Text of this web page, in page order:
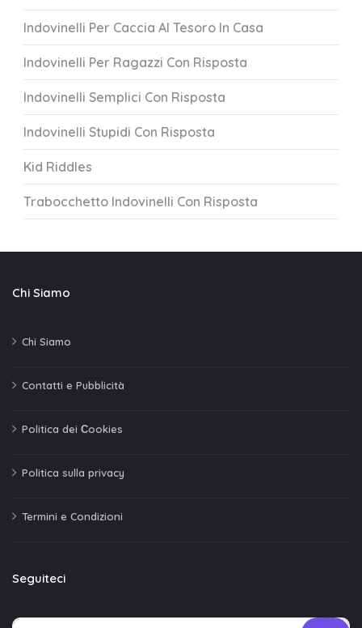
Indovinelli Per Caccia Al Tesoro In Casa
Indovinelli Per Ragazzi Con Risposta
Indovinelli Semplici Con Risposta
Indovinelli Stupidi Con Risposta
Kid Riddles
Trabocchetto Indovinelli Con Risposta
Chi Siamo
Chi Siamo
Contatti e Pubblicità
Politica dei Сookies
Politica sulla privacy
Termini e Condizioni
Seguiteci